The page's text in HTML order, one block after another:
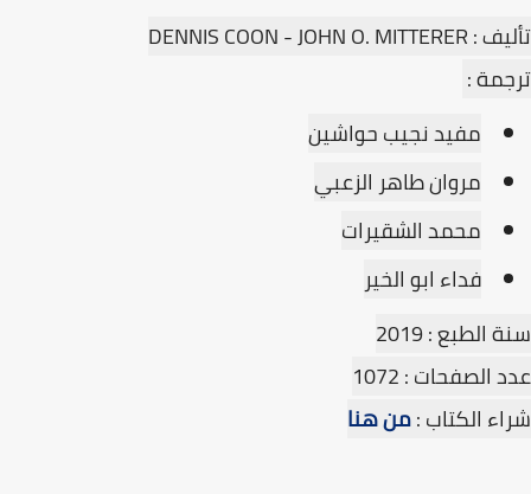
تأليف : DENNIS COON - JOHN O. MITTERER
ترجمة :
مفيد نجيب حواشين
مروان طاهر الزعبي
محمد الشقيرات
فداء ابو الخير
سنة الطبع : 2019
عدد الصفحات : 1072
شراء الكتاب :من هنا